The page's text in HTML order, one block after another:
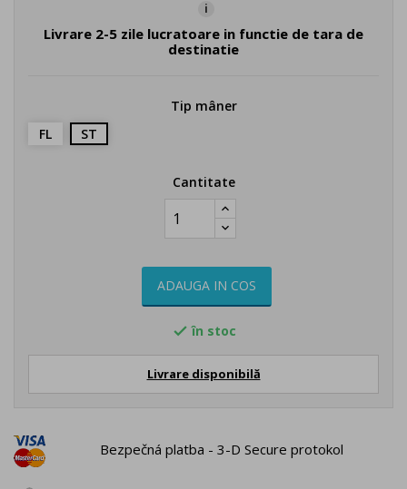
i
Livrare 2-5 zile lucratoare in functie de tara de
destinatie
Tip mâner
FL
ST
Cantitate
ADAUGA IN COS
 în stoc
Livrare disponibilă
Bezpečná platba - 3-D Secure protokol